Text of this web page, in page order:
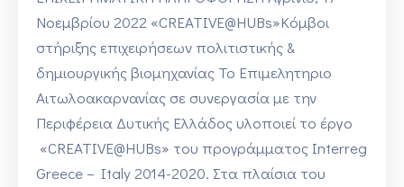
Νοεμβρίου 2022 «CREATIVE@HUBs»Κόμβοι
στήριξης επιχειρήσεων πολιτιστικής &
δημιουργικής βιομηχανίας Το Επιμελητηριο
Αιτωλοακαρνανίας σε συνεργασία με την
Περιφέρεια Δυτικής Ελλάδος υλοποιεί το έργο
«CREATIVE@HUBs» του προγράμματος Interreg
Greece – Italy 2014-2020. Στα πλαίσια του